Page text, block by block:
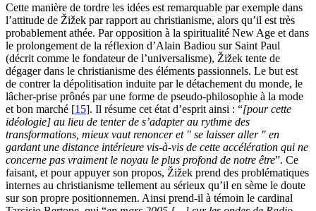
Cette manière de tordre les idées est remarquable par exemple dans
l’attitude de Žižek par rapport au christianisme, alors qu’il est très
probablement athée. Par opposition à la spiritualité New Age et dans
le prolongement de la réflexion d’Alain Badiou sur Saint Paul
(décrit comme le fondateur de l’universalisme), Žižek tente de
dégager dans le christianisme des éléments passionnels. Le but est
de contrer la dépolitisation induite par le détachement du monde, le
lâcher-prise prônés par une forme de pseudo-philosophie à la mode
et bon marché [15]. Il résume cet état d’esprit ainsi : “[pour cette
idéologie] au lieu de tenter de s’adapter au rythme des
transformations, mieux vaut renoncer et " se laisser aller " en
gardant une distance intérieure vis-à-vis de cette accélération qui ne
concerne pas vraiment le noyau le plus profond de notre être”. Ce
faisant, et pour appuyer son propos, Žižek prend des problématiques
internes au christianisme tellement au sérieux qu’il en sème le doute
sur son propre positionnemen. Ainsi prend-il à témoin le cardinal